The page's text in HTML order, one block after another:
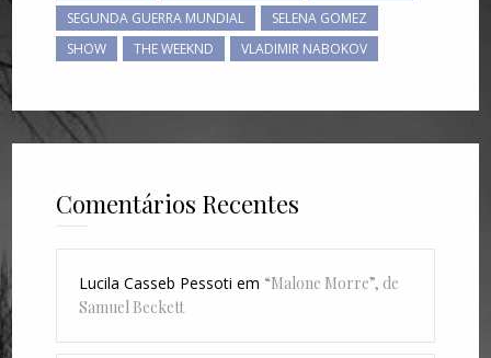
SEGUNDA GUERRA MUNDIAL
SELENA GOMEZ
SHOW
THE WEEKND VLADIMIR NABOKOV
Comentários Recentes
Lucila Casseb Pessoti em “Malone Morre”, de
Samuel Beckett